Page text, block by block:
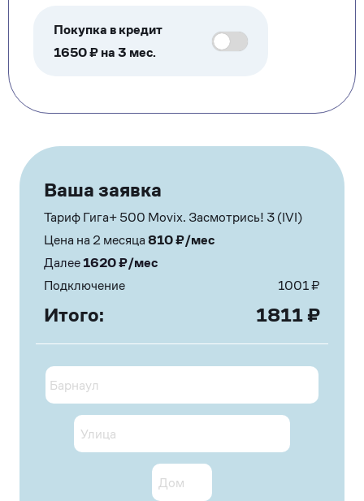
Покупка в кредит
1650 ₽ на 3 мес.
Ваша заявка
Тариф Гига+ 500 Movix. Засмотрись! 3 (IVI)
Цена на 2 месяца810₽/мес
Далее1620₽/мес
Подключение
1001₽
Итого: 1811 ₽